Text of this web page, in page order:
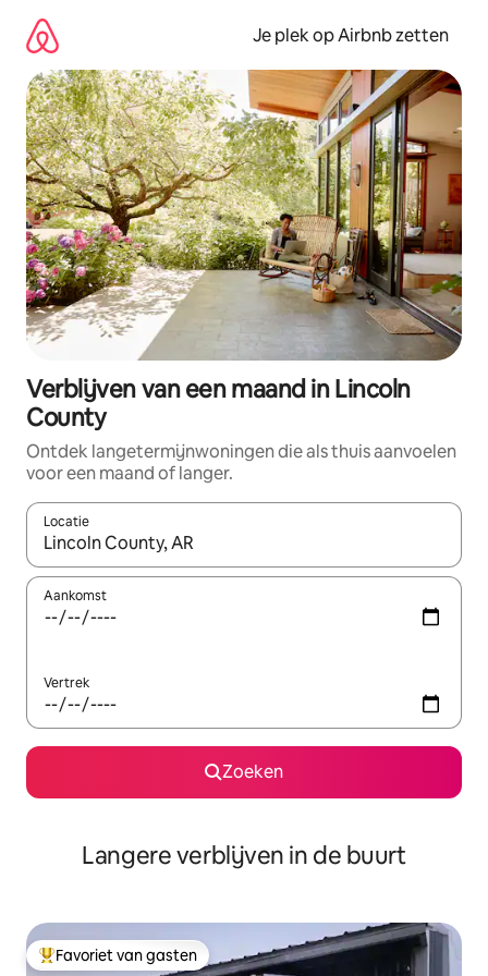
direct
naar
inhoud
Je plek op Airbnb zetten
Verblijven van een maand in Lincoln
County
Ontdek langetermijnwoningen die als thuis aanvoelen
voor een maand of langer.
Locatie
Wanneer er resultaten beschikbaar zijn, maak je een keuze
Aankomst
Vertrek
Zoeken
Langere verblijven in de buurt
Topfavoriet van gasten
Favoriet van gasten